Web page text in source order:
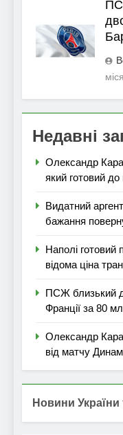
Недавні
Олександр
який готовий
Видатний
бажання
Наполі
відома ціна
ПСЖ близький
Франції за 80
Олександр
від матчу
Новини України